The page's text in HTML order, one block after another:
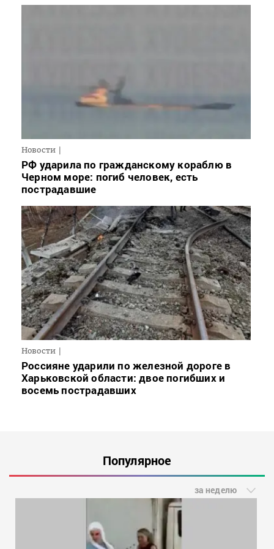
Новости
РФ ударила по гражданскому кораблю в
Черном море: погиб человек, есть
пострадавшие
Новости
Россияне ударили по железной дороге в
Харьковской области: двое погибших и
восемь пострадавших
Популярное
за неделю